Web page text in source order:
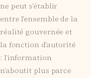
ne peut s’établir
entre l’ensemble de la
réalité gouvernée et
la fonction d’autorité
: l’information
n’aboutit plus parce